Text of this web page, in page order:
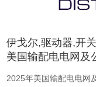
伊戈尔,驱动器,开
美国输配电电网及
2025年美国输配电电网